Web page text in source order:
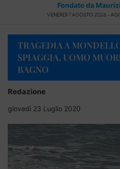
Fondato da
VENERDÌ 7 AGOSTO 2026 -
TRAGEDIA A
SPIAGGIA, UOMO
BAGNO
Redazione
giovedì 23 Luglio 2020